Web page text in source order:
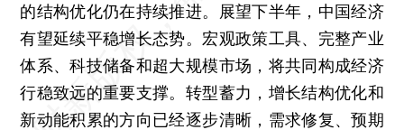
的结构优化仍在持续推进。展望下半年，中国经济
有望延续平稳增长态势。宏观政策工具、完整产业
体系、科技储备和超大规模市场，将共同构成经济
行稳致远的重要支撑。转型蓄力，增长结构优化和
新动能积累的方向已经逐步清晰，需求修复、预期